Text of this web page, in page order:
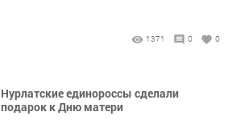
1371 0 0
Нурлатские единороссы сделали
подарок к Дню матери